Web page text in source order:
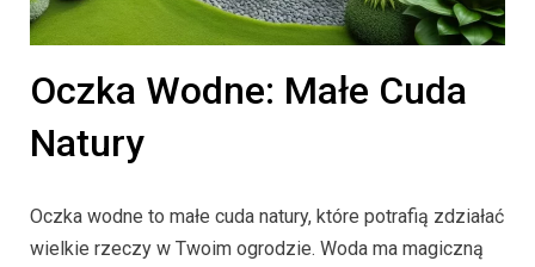
Oczka Wodne: Małe Cuda
Natury
Oczka wodne to małe cuda natury, które potrafią zdziałać
wielkie rzeczy w Twoim ogrodzie. Woda ma magiczną